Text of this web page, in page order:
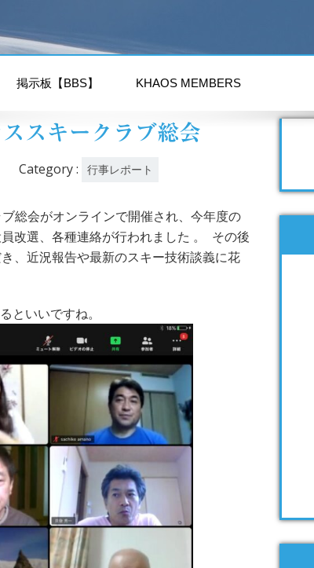
掲示板【BBS】 KHAOS MEMBERS
ススキークラブ総会
Category : 行事レポート
総会がオンラインで開催され、今年度の
改選、各種連絡が行われました 。 その後
、近況報告や最新のスキー技術談義に花
といいですね。